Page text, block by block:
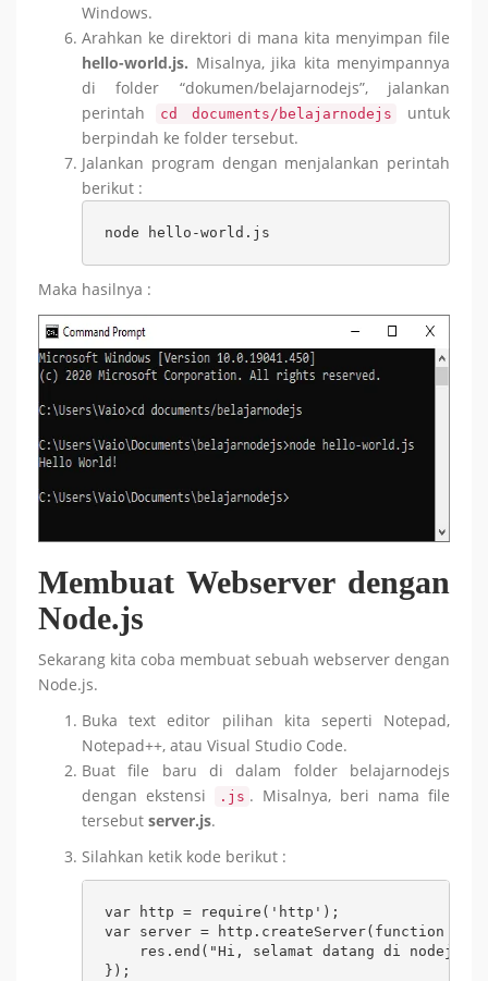
Windows.
Arahkan ke direktori di mana kita menyimpan file
hello-world.js. Misalnya, jika kita menyimpannya
di folder “dokumen/belajarnodejs”, jalankan
perintah
cd documents/belajarnodejs
untuk
berpindah ke folder tersebut.
Jalankan program dengan menjalankan perintah
berikut :
node hello-world.js
Maka hasilnya :
Membuat Webserver dengan
Node.js
Sekarang kita coba membuat sebuah webserver dengan
Node.js.
Buka text editor pilihan kita seperti Notepad,
Notepad++, atau Visual Studio Code.
Buat file baru di dalam folder belajarnodejs
dengan ekstensi
.js . Misalnya, beri nama file
tersebut server.js.
Silahkan ketik kode berikut :
var http = require('http');
var server = http.createServer(function
    res.end("Hi, selamat datang di nodejs");
});